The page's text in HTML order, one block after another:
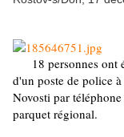
18 personnes ont
d'un poste de police
Novosti par
parquet régional.